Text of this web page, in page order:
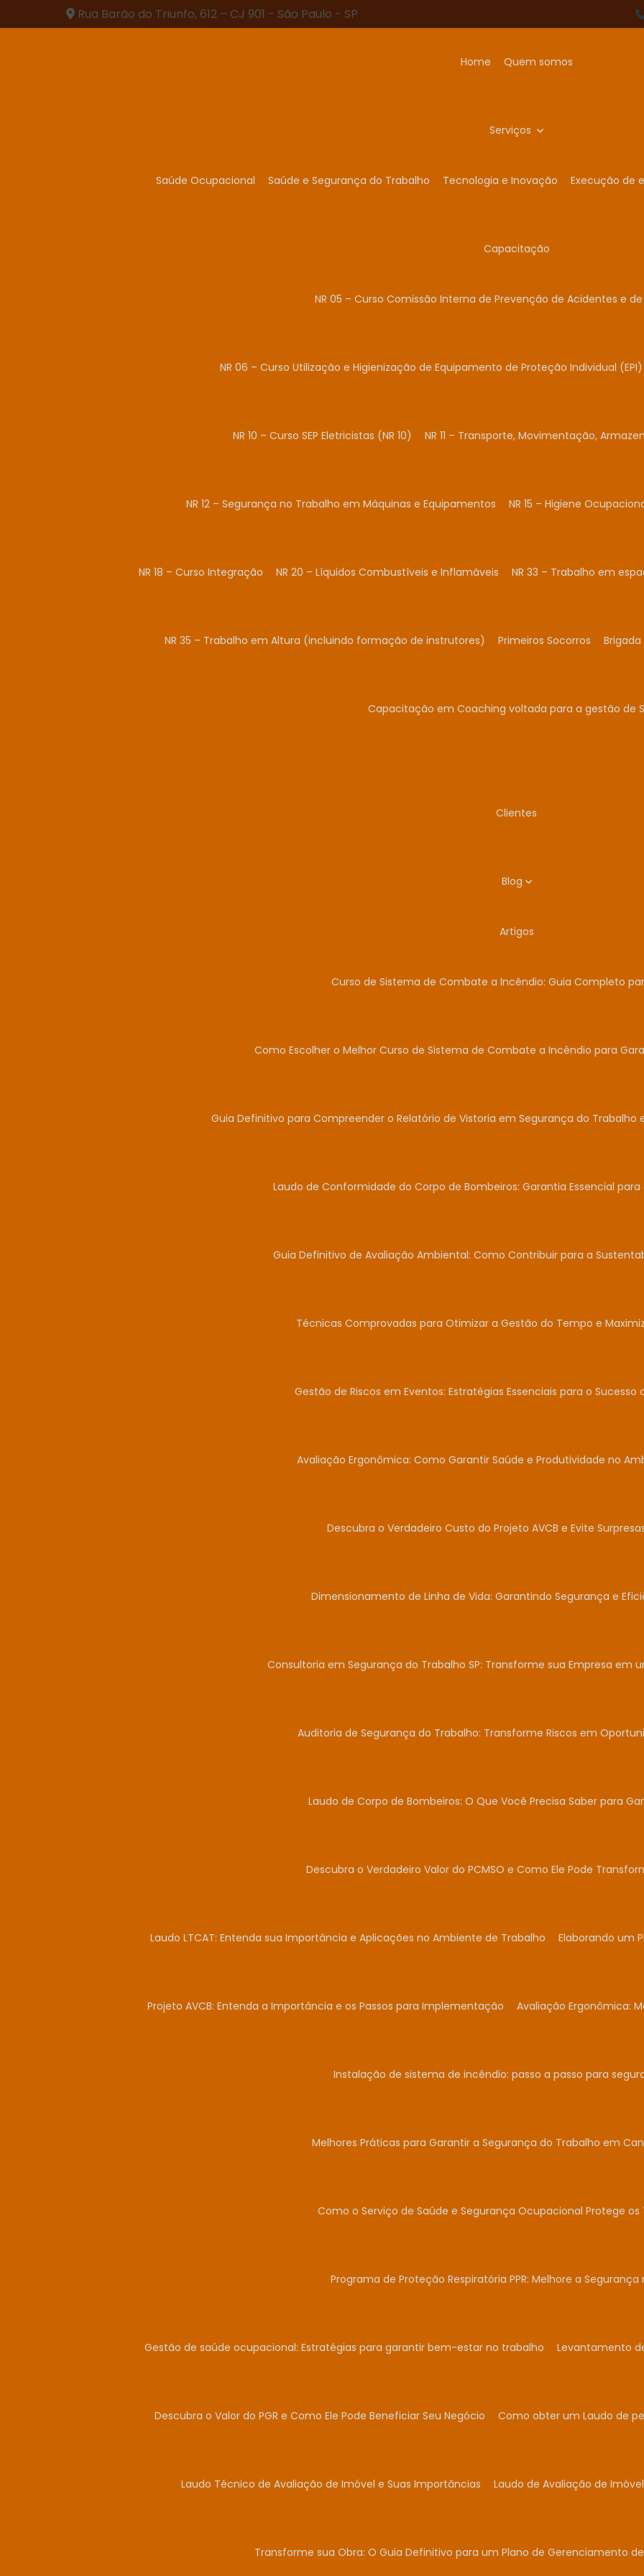
Rua Barão do Triunfo, 612 – CJ 901 - São Paulo - SP
Home Quem somos
Serviços
Saúde Ocupacional Saúde e Segurança do Trabalho Tecnologia e Inovação Execução de
Capacitação
NR 05 – Curso Comissão Interna de Prevenção de Acidentes e
NR 06 – Curso Utilização e Higienização de Equipamento de Proteção Individual (EPI)
NR 10 – Curso SEP Eletricistas (NR 10) NR 11 – Transporte, Movimentação,
NR 12 – Segurança no Trabalho em Máquinas e Equipamentos NR 15 – Higiene
NR 18 – Curso Integração NR 20 – Líquidos Combustíveis e Inflamáveis NR 33 – Trabalho em
NR 35 – Trabalho em Altura (incluindo formação de instrutores) Primeiros Socorros
Capacitação em Coaching voltada para a gestão de
Clientes
Blog
Artigos
Curso de Sistema de Combate a Incêndio: Guia Completo
Como Escolher o Melhor Curso de Sistema de Combate a Incêndio para
Guia Definitivo para Compreender o Relatório de Vistoria em Segurança do Trabalho
Laudo de Conformidade do Corpo de Bombeiros: Garantia Essencial
Guia Definitivo de Avaliação Ambiental: Como Contribuir para a
Técnicas Comprovadas para Otimizar a Gestão do Tempo e
Gestão de Riscos em Eventos: Estratégias Essenciais para o Sucesso
Avaliação Ergonômica: Como Garantir Saúde e Produtividade no
Descubra o Verdadeiro Custo do Projeto AVCB e Evite
Dimensionamento de Linha de Vida: Garantindo Segurança e
Consultoria em Segurança do Trabalho SP: Transforme sua Empresa em
Auditoria de Segurança do Trabalho: Transforme Riscos em
Laudo de Corpo de Bombeiros: O Que Você Precisa Saber para
Descubra o Verdadeiro Valor do PCMSO e Como Ele Pode
Laudo LTCAT: Entenda sua Importância e Aplicações no Ambiente de Trabalho Elaborando um
Projeto AVCB: Entenda a Importância e os Passos para Implementação Avaliação Ergonômica:
Instalação de sistema de incêndio: passo a passo para
Melhores Práticas para Garantir a Segurança do Trabalho em
Como o Serviço de Saúde e Segurança Ocupacional Protege os
Programa de Proteção Respiratória PPR: Melhore a
Gestão de saúde ocupacional: Estratégias para garantir bem-estar no trabalho Levantamento
Descubra o Valor do PGR e Como Ele Pode Beneficiar Seu Negócio Como obter um Laudo de
Laudo Técnico de Avaliação de Imóvel e Suas Importâncias Laudo de Avaliação de
Transforme sua Obra: O Guia Definitivo para um Plano de Gerenciamento